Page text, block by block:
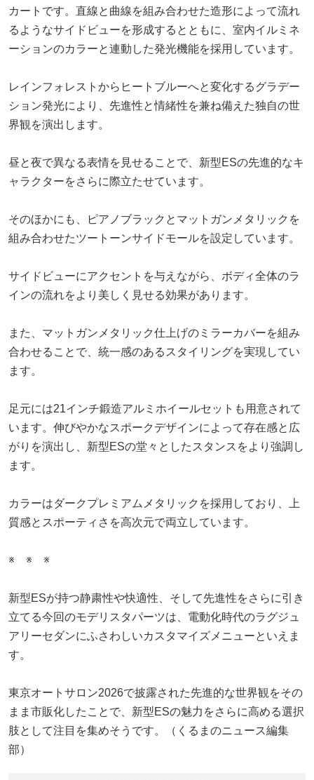
カートです。直線と曲線を組み合わせた造形によって流れ
るようなサイドビューを形成するとともに、室内イルミネ
ーションのカラーと連動した発光機能を採用しています。
レインフォレストからヒートブルーへと変化するグラデー
ション発光により、先進性と情緒性を兼ね備えた独自の世
界観を演出します。
昼と夜で異なる表情を見せることで、新型ESの先進的なキ
ャラクターをさらに際立たせています。
そのほかにも、ピアノブラックとマットガンメタリックを
組み合わせたツートーンサイドモールを設定しています。
サイドビューにアクセントを与えながら、ボディ全体のラ
インの流れをより美しく見せる効果があります。
また、マットガンメタリック仕上げのミラーカバーを組み
合わせることで、統一感のあるスタイリングを実現してい
ます。
足元には21インチ鍛造アルミホイールセットも用意されて
います。伸びやかなスポークデザインによって存在感と広
がりを演出し、新型ESの堂々としたスタンスをより強調し
ます。
カラーはダークプレミアムメタリックを採用しており、上
質感とスポーティさを高次元で両立しています。
※ ※ ※
新型ESが持つ静粛性や快適性、そして先進性をさらに引き
立てる今回のモデリスタパーツは、電動化時代のラグジュ
アリーセダンにふさわしいカスタマイズメニューといえま
す。
東京オートサロン2026で披露された先進的な世界観をその
まま市販化したことで、新型ESの魅力をさらに高める選択
肢として注目を集めそうです。（くるまのニュース編集
部）